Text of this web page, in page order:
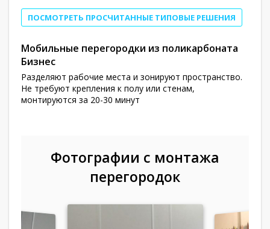
ПОСМОТРЕТЬ ПРОСЧИТАННЫЕ ТИПОВЫЕ РЕШЕНИЯ
Мобильные перегородки из поликарбоната
Бизнес
Разделяют рабочие места и зонируют пространство.
Не требуют крепления к полу или стенам,
монтируются за 20-30 минут
Фотографии с монтажа
перегородок